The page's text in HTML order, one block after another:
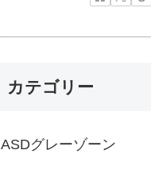
カテゴリー
ASDグレーゾーン